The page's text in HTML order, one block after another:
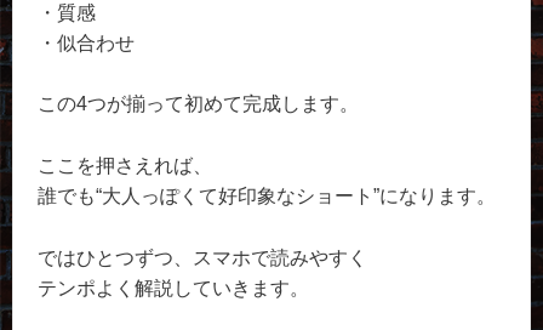
・質感
・似合わせ
この4つが揃って初めて完成します。
ここを押さえれば、
誰でも“大人っぽくて好印象なショート”になります。
ではひとつずつ、スマホで読みやすく
テンポよく解説していきます。